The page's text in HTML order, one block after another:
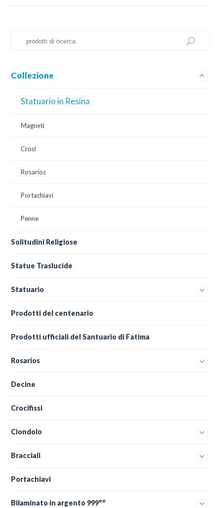
Collezione
Statuario in Resina
Magneti
Croci
Rosarios
Portachiavi
Penne
Solitudini Religiose
Statue Traslucide
Statuario
Prodotti del centenario
Prodotti ufficiali del Santuario di Fatima
Rosarios
Decine
Crocifissi
Ciondolo
Bracciali
Portachiavi
Bilaminato in argento 999°°